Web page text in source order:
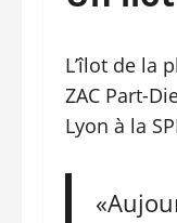
L’îlot de la
ZAC Part-
Lyon à la